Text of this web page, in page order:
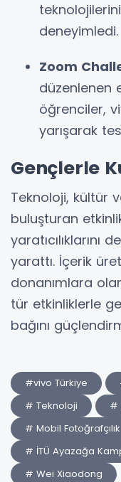
deneyimledi.
Zoom
düzenlenen
öğrenciler,
yarışarak
Gençlerle
Teknoloji, kültür
buluşturan
yarattı. İçerik
donanımlara
tür etkinliklerle
bağını
#vivo Türkiye
# Teknoloji
#
# Mobil Fotoğrafçılık
# İTÜ Ayazağa
# Wei Xiaodong